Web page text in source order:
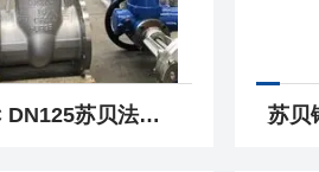
Z941H-16C DN125苏贝法兰铸钢多回转智能一体化电动闸阀 闸阀生产